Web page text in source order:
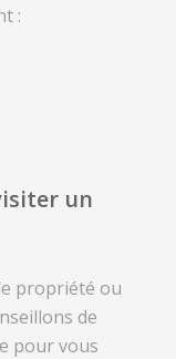
:
un
propriété ou
de
pour vous